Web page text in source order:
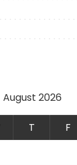
August 2026
T F